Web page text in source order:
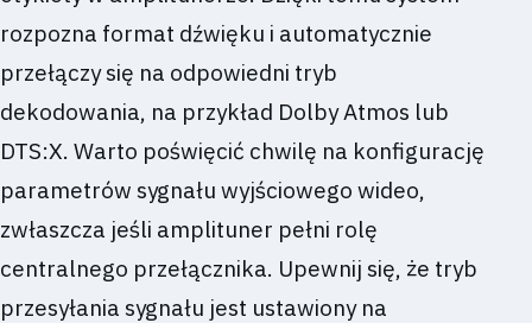
rozpozna format dźwięku i automatycznie
przełączy się na odpowiedni tryb
dekodowania, na przykład Dolby Atmos lub
DTS:X. Warto poświęcić chwilę na konfigurację
parametrów sygnału wyjściowego wideo,
zwłaszcza jeśli amplituner pełni rolę
centralnego przełącznika. Upewnij się, że tryb
przesyłania sygnału jest ustawiony na